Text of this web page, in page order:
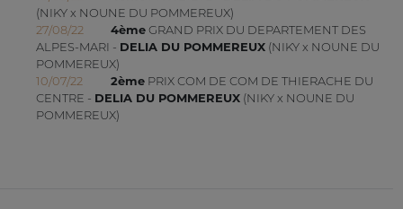
(NIKY x NOUNE DU POMMEREUX)
27/08/22
4èmeGRAND PRIX DU DEPARTEMENT DES
ALPES-MARI - DELIA DU POMMEREUX(NIKY x NOUNE DU
POMMEREUX)
10/07/22
2èmePRIX COM DE COM DE THIERACHE DU
CENTRE - DELIA DU POMMEREUX(NIKY x NOUNE DU
POMMEREUX)